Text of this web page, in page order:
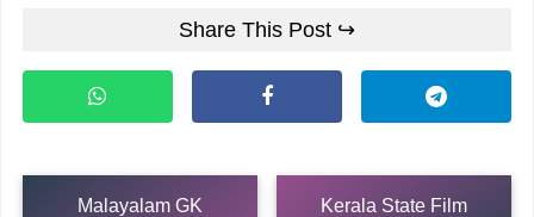
Share This Post ↪
Malayalam GK Kerala State Film